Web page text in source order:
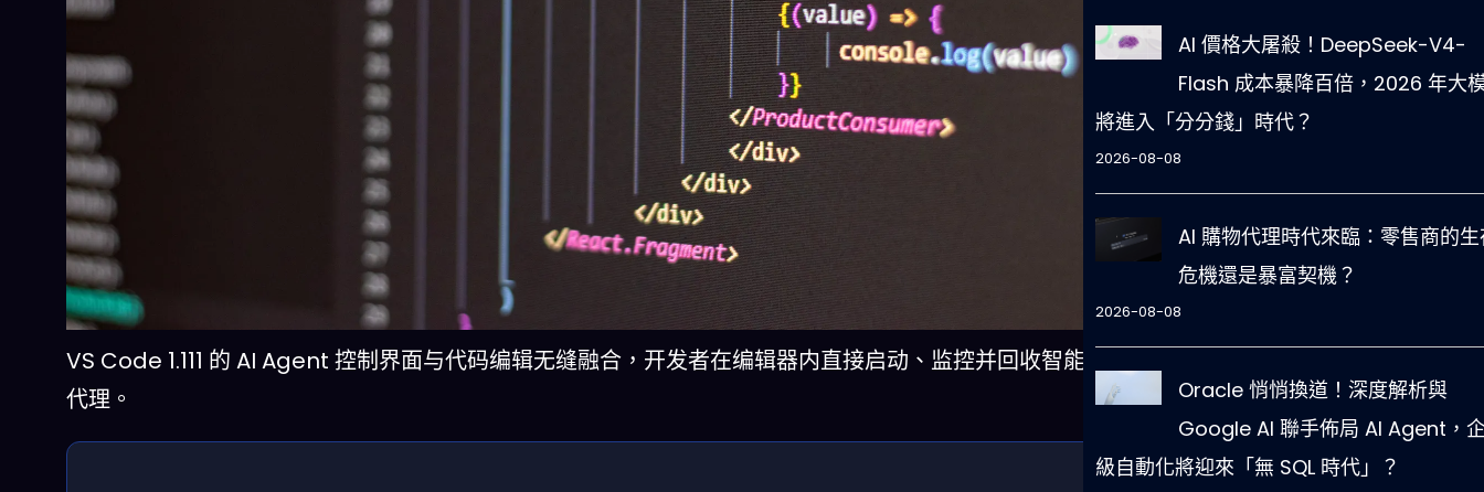
VS Code 1.111 的 AI Agent 控制界面与代码编辑无缝融合，开发者在编辑器内直接启动、监控并回收智能
代理。
AI 價格大屠殺！DeepSeek-V4-
Flash 成本暴降百倍，2026 年大
將進入「分分錢」時代？
2026-08-08
AI 購物代理時代來臨：零售商的
危機還是暴富契機？
2026-08-08
Oracle 悄悄換道！深度解析與
Google AI 聯手佈局 AI Agent，
級自動化將迎來「無 SQL 時代」？